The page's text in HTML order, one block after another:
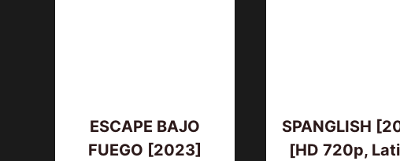
ESCAPE BAJO
FUEGO [2023]
SPANGLISH
[HD 720p,